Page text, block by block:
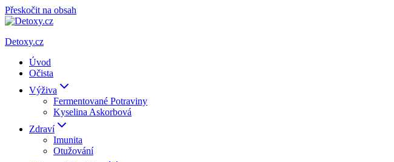
Přeskočit na obsah
Detoxy.cz
Úvod
Očista
Výživa
Fermentované Potraviny
Kyselina Askorbová
Zdraví
Imunita
Otužování